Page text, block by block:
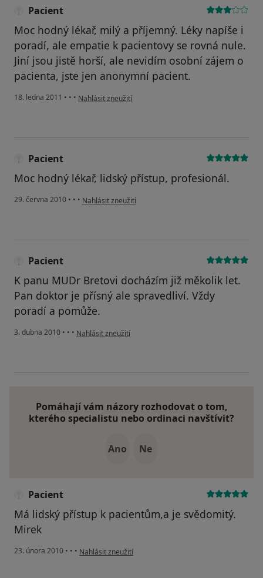
Pacient
Moc hodný lékař, milý a příjemný. Léky napíše i
poradí, ale empatie k pacientovy se rovná nule.
Jiní jsou jistě horší, ale nevidím osobní zájem o
pacienta, jste jen anonymní pacient.
18. ledna 2011 • • • podle názoru uživatele Pacient
Nahlásit zneužití
Pacient
Moc hodný lékař, lidský přístup, profesionál.
29. června 2010 • • • podle názoru uživatele Pacient
Nahlásit zneužití
Pacient
K panu MUDr Bretovi docházím již měkolik let.
Pan doktor je přísný ale spravedliví. Vždy
poradí a pomůže.
3. dubna 2010 • • • podle názoru uživatele Pacient
Nahlásit zneužití
Pomáhají vám názory rozhodovat o tom,
kterého specialistu nebo ordinaci navštívit?
Ano Ne
Pacient
Má lidský přístup k pacientům,a je svědomitý.
Mirek
23. února 2010 • • • podle názoru uživatele Pacient
Nahlásit zneužití